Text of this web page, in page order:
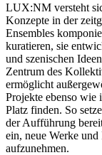
LUX:NM versteht
Konzepte in der
Ensembles
kuratieren, sie
und szenischen
Zentrum des
ermöglicht
Projekte ebenso wie
Platz finden. So
der Aufführung
ein, neue Werke
aufzunehmen.